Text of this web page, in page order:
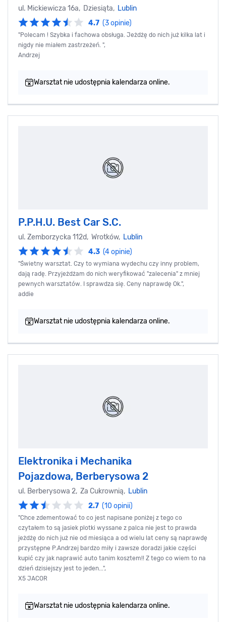
ul. Mickiewicza 16a, Dziesiąta, Lublin
4.7 (3 opinie)
"Polecam ! Szybka i fachowa obsługa. Jeżdżę do nich już kilka lat i
nigdy nie miałem zastrzeżeń. ",
Andrzej
Warsztat nie udostępnia kalendarza online.
P.P.H.U. Best Car S.C.
ul. Zemborzycka 112d, Wrotków, Lublin
4.3 (4 opinie)
"Świetny warsztat. Czy to wymiana wydechu czy inny problem,
dają radę. Przyjeżdżam do nich weryfikować "zalecenia" z mniej
pewnych warsztatów. I sprawdza się. Ceny naprawdę Ok.",
addie
Warsztat nie udostępnia kalendarza online.
Elektronika i Mechanika
Pojazdowa, Berberysowa 2
ul. Berberysowa 2, Za Cukrownią, Lublin
2.7 (10 opinii)
"Chce zdementować to co jest napisane poniżej z tego co
czytałem to są jasiek plotki wyssane z palca nie jest to prawda
jeżdżę do nich już nie od miesiąca a od wielu lat ceny są naprawdę
przystępne P.Andrzej bardzo miły i zawsze doradzi jakie części
kupić czy jak naprawić auto tanim kosztem!! Z tego co wiem to na
dzień dzisiejszy jest to jeden...",
X5 JACOR
Warsztat nie udostępnia kalendarza online.